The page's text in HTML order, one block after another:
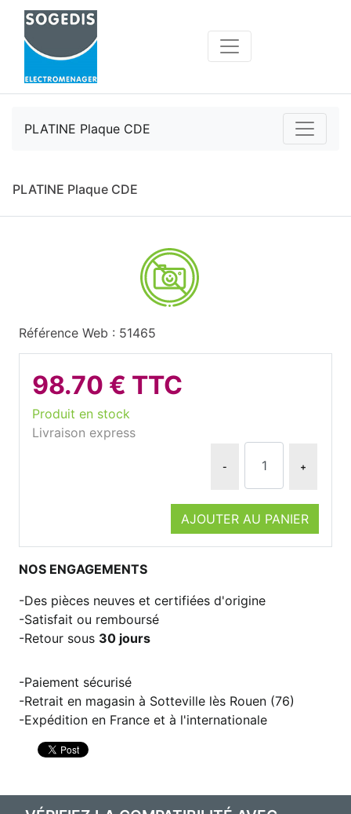
PLATINE Plaque CDE
PLATINE Plaque CDE
Référence Web : 51465
98.70 € TTC
Produit en stock
Livraison express
- +
AJOUTER AU PANIER
NOS ENGAGEMENTS
Des pièces neuves et certifiées d'origine
Satisfait ou remboursé
Retour sous 30 jours
Paiement sécurisé
Retrait en magasin à Sotteville lès Rouen (76)
Expédition en France et à l'internationale